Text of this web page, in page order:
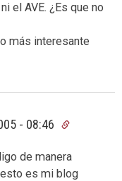
el AVE. ¿Es que no
más interesante
- 08:46
de manera
es mi blog